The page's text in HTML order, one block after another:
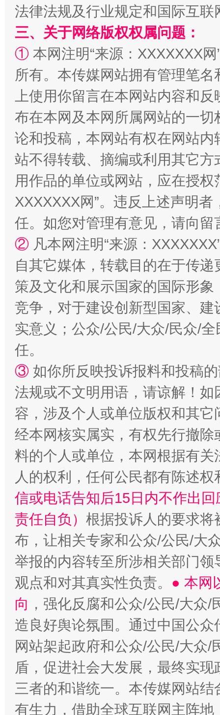
解纷+调解+退费，一次搞定
漫山遍野的桃花与雪山、麦地、白藏房 除
招工难、用工荒背后
法律法规及行业规定和国际互
三、关于网络版权权属问题：
① 本网注明“来源：XXXXXXX
所有。本传媒网站拥有管理笔
上使用你留言在本网站内容和
布在本网及本网所属网站的一
论和投稿，本网站有权在网站
站不得转载、摘编或利用其它
用作品的单位或网站，应在授
XXXXXXX网”。违反上述声明
任。如您对管理有意见，请向
② 凡本网注明“来源：
自其它媒体，转载目的在于传
策及文化和展示国家的国际形
竞争，对于建设创新型国家、
实意义；公众/公民/大众/民众/
任。
③ 如你所反映投诉报料和投稿
法规或不文明用语，请谅解！
容，涉及个人或单位版权和其它
经本网核实属实，有权先行撤
料的个人或单位，本网根据有
人的权利，任何公民都有陈述
信或电话告知后15日内不作出
责任自负） 根据投诉人的要求将
布，让相关专家和公众/公民/大
举报的内容转至所涉相关部门
观点和对其真实性负责。 ● 本网
向 ，强化反腐和公众/公民/大众
造良好舆论氛围。通过中国公
网站架起政府和公众/公民/大众
盾，促进社会大发展，最终实
三者的和谐统一。本传媒网站
有生力，借助全球互联网主阵